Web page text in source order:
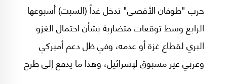
حرب "طوفان الأقصى" تدخل غداً (السبت) أسبوعها
الرابع وسط توقعات متضاربة بشأن احتمال الغزو
البري لقطاع غزة أو عدمه، وفي ظل دعم أميركي
وغربي غير مسبوق لإسرائيل، وهذا ما يدفع إلى طرح